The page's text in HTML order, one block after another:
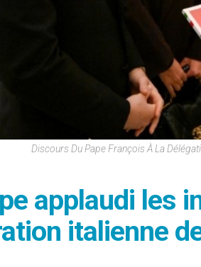
Discours Du Pape François À La
applaudi les
italienne